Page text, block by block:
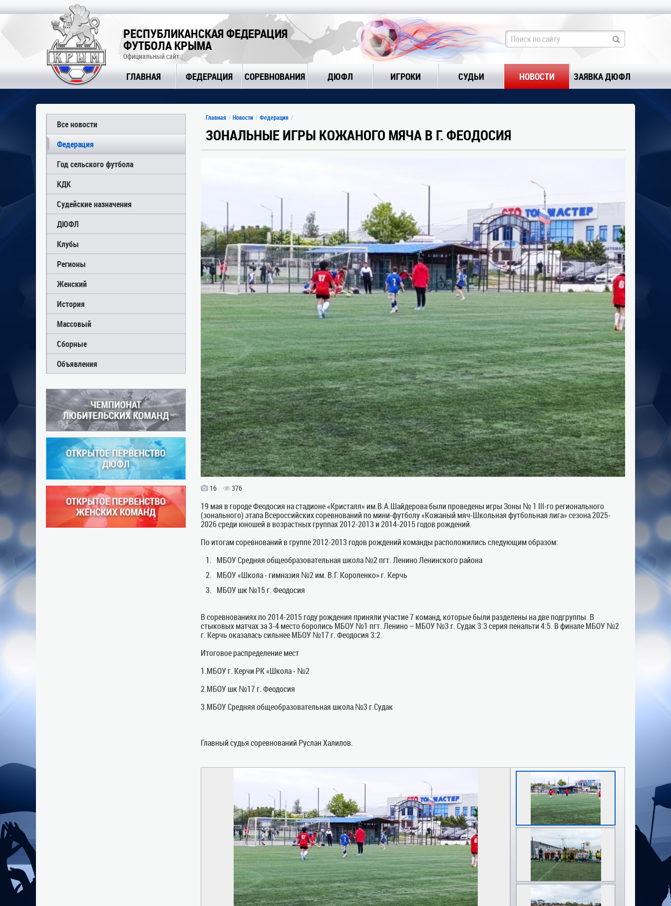
РЕСПУБЛИКАНСКАЯ ФЕДЕРАЦИЯ
ФУТБОЛА КРЫМА
Официальный сайт
ГЛАВНАЯ ФЕДЕРАЦИЯ СОРЕВНОВАНИЯ ДЮФЛ ИГРОКИ СУДЬИ НОВОСТИ ЗАЯВКА ДЮФЛ
Все новости
Федерация
Год сельского футбола
КДК
Судейские назначения
ДЮФЛ
Клубы
Регионы
Женский
История
Массовый
Сборные
Объявления
Главная Новости Федерация
ЗОНАЛЬНЫЕ ИГРЫ КОЖАНОГО МЯЧА В Г. ФЕОДОСИЯ
16 376
19 мая в городе Феодосия на стадионе «Кристалл» им.В.А.Шайдерова были проведены игры Зоны № 1 III-го регионального
(зонального) этапа Всероссийских соревнований по мини-футболу «Кожаный мяч-Школьная футбольная лига» сезона 2025-
2026 среди юношей в возрастных группах 2012-2013 и 2014-2015 годов рождений.
По итогам соревнований в группе 2012-2013 годов рождений команды расположились следующим образом:
МБОУ Средняя общеобразовательная школа №2 пгт. Ленино Ленинского района
МБОУ «Школа - гимназия №2 им. В.Г. Короленко» г. Керчь
МБОУ шк №15 г. Феодосия
В соревнованиях по 2014-2015 году рождения приняли участие 7 команд, которые были разделены на две подгруппы. В
стыковых матчах за 3-4 место боролись МБОУ №1 пгт. Ленино – МБОУ №3 г. Судак 3:3 серия пенальти 4:5. В финале МБОУ №2
г. Керчь оказалась сильнее МБОУ №17 г. Феодосия 3:2.
Итоговое распределение мест
1.МБОУ г. Керчи РК «Школа - №2
2.МБОУ шк №17 г. Феодосия
3.МБОУ Средняя общеобразовательная школа №3 г.Судак
Главный судья соревнований Руслан Халилов.